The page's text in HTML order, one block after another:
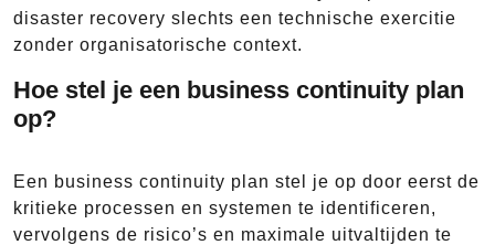
disaster recovery slechts een technische exercitie
zonder organisatorische context.
Hoe stel je een business continuity plan
op?
Een business continuity plan stel je op door eerst de
kritieke processen en systemen te identificeren,
vervolgens de risico’s en maximale uitvaltijden te